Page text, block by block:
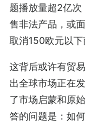
题播放量超2亿
售非法产品，或
取消150欧元以下
这背后或许有贸
出全球市场正在
了市场启蒙和原
答的问题是：如